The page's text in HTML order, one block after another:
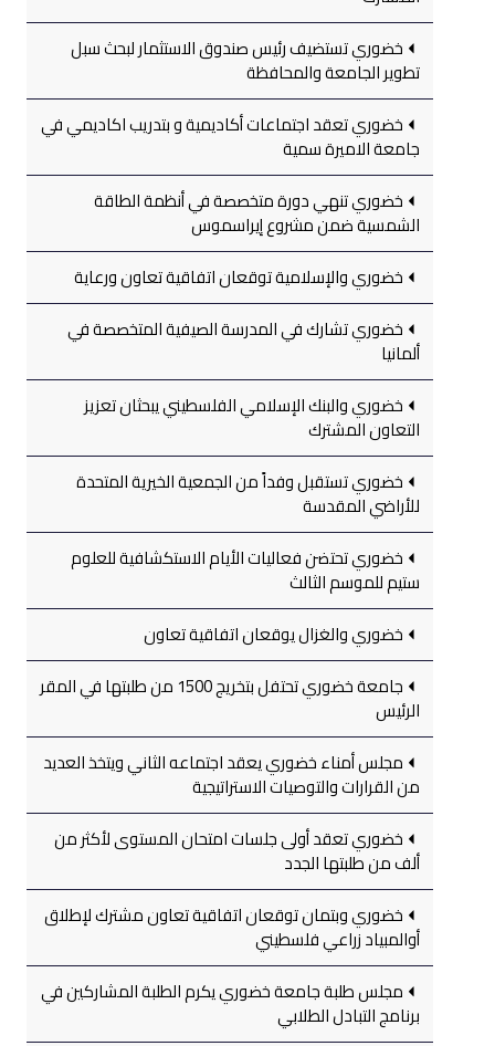
خضوري تستضيف رئيس صندوق الاستثمار لبحث سبل
تطوير الجامعة والمحافظة
خضوري تعقد اجتماعات أكاديمية و بتدريب اكاديمي في
جامعة الاميرة سمية
خضوري تنهي دورة متخصصة في أنظمة الطاقة
الشمسية ضمن مشروع إيراسموس
خضوري والإسلامية توقعان اتفاقية تعاون ورعاية
خضوري تشارك في المدرسة الصيفية المتخصصة في
ألمانيا
خضوري والبنك الإسلامي الفلسطيني يبحثان تعزيز
التعاون المشترك
خضوري تستقبل وفداً من الجمعية الخيرية المتحدة
للأراضي المقدسة
خضوري تحتضن فعاليات الأيام الاستكشافية للعلوم
ستيم للموسم الثالث
خضوري والغزال يوقعان اتفاقية تعاون
جامعة خضوري تحتفل بتخريج 1500 من طلبتها في المقر
الرئيس
مجلس أمناء خضوري يعقد اجتماعه الثاني ويتخذ العديد
من القرارات والتوصيات الاستراتيجية
خضوري تعقد أولى جلسات امتحان المستوى لأكثر من
ألف من طلبتها الجدد
خضوري وبتمان توقعان اتفاقية تعاون مشترك لإطلاق
أوالمبياد زراعي فلسطيني
مجلس طلبة جامعة خضوري يكرم الطلبة المشاركين في
برنامج التبادل الطلابي